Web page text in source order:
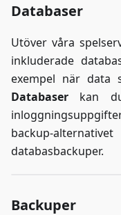
Databaser
Utöver våra
inkluderade
exempel när data
Databaser kan
backup-
databasbackuper.
Backuper